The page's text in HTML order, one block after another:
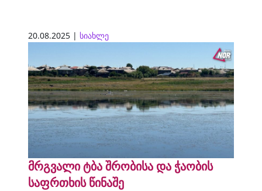
20.08.2025 | სიახლე
მრგვალი ტბა შრობისა და ჭაობის
საფრთხის წინაშე